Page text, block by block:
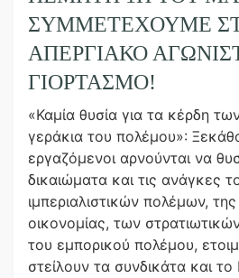
ΣΥΜΜΕΤΕΧΟΥΜΕ
ΑΠΕΡΓΙΑΚΟ
ΓΙΟΡΤΑΣΜΟ!
«Καμία θυσία για τα κέρδη
γεράκια του πολέμου»:
εργαζόμενοι αρνούνται να
δικαιώματα και τις ανάγκες
ιμπεριαλιστικών πολέμων,
οικονομίας, των
του εμπορικού πολέμου,
στείλουν τα συνδικάτα και